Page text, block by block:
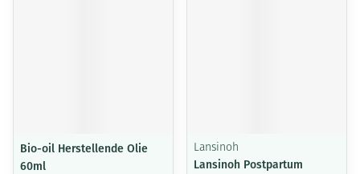
Bio-oil Herstellende Olie
60ml
Lansinoh
Lansinoh Postpartum